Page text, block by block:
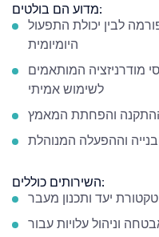
מדוע הם בולטים:
לבין יכולת התפעול
היומיומית
מודרניזציה המותאמים
לשימוש אמיתי
ההתקנה והפחתת המאמץ
וההפעלה המנוהלת
השירותים כוללים:
יעד ותכנון מעבר
וניהול עלויות עבור